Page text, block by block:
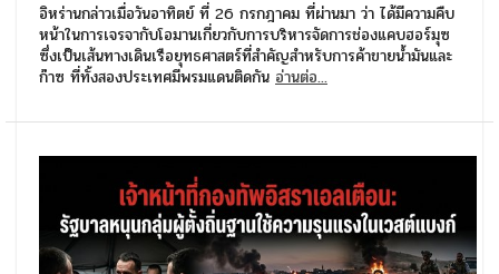
อิหร่านกล่าวเมื่อวันอาทิตย์ ที่ 26 กรกฎาคม ที่ผ่านมา ว่า ได้มีความคืบ
หน้าในการเจรจากับโอมานเกี่ยวกับการบริหารจัดการช่องแคบฮอร์มุซ
ซึ่งเป็นเส้นทางเดินเรือยุทธศาสตร์ที่สำคัญสำหรับการค้าขายน้ำมันและ
ก๊าซ ที่ทั้งสองประเทศมีพรมแดนติดกัน อ่านต่อ...